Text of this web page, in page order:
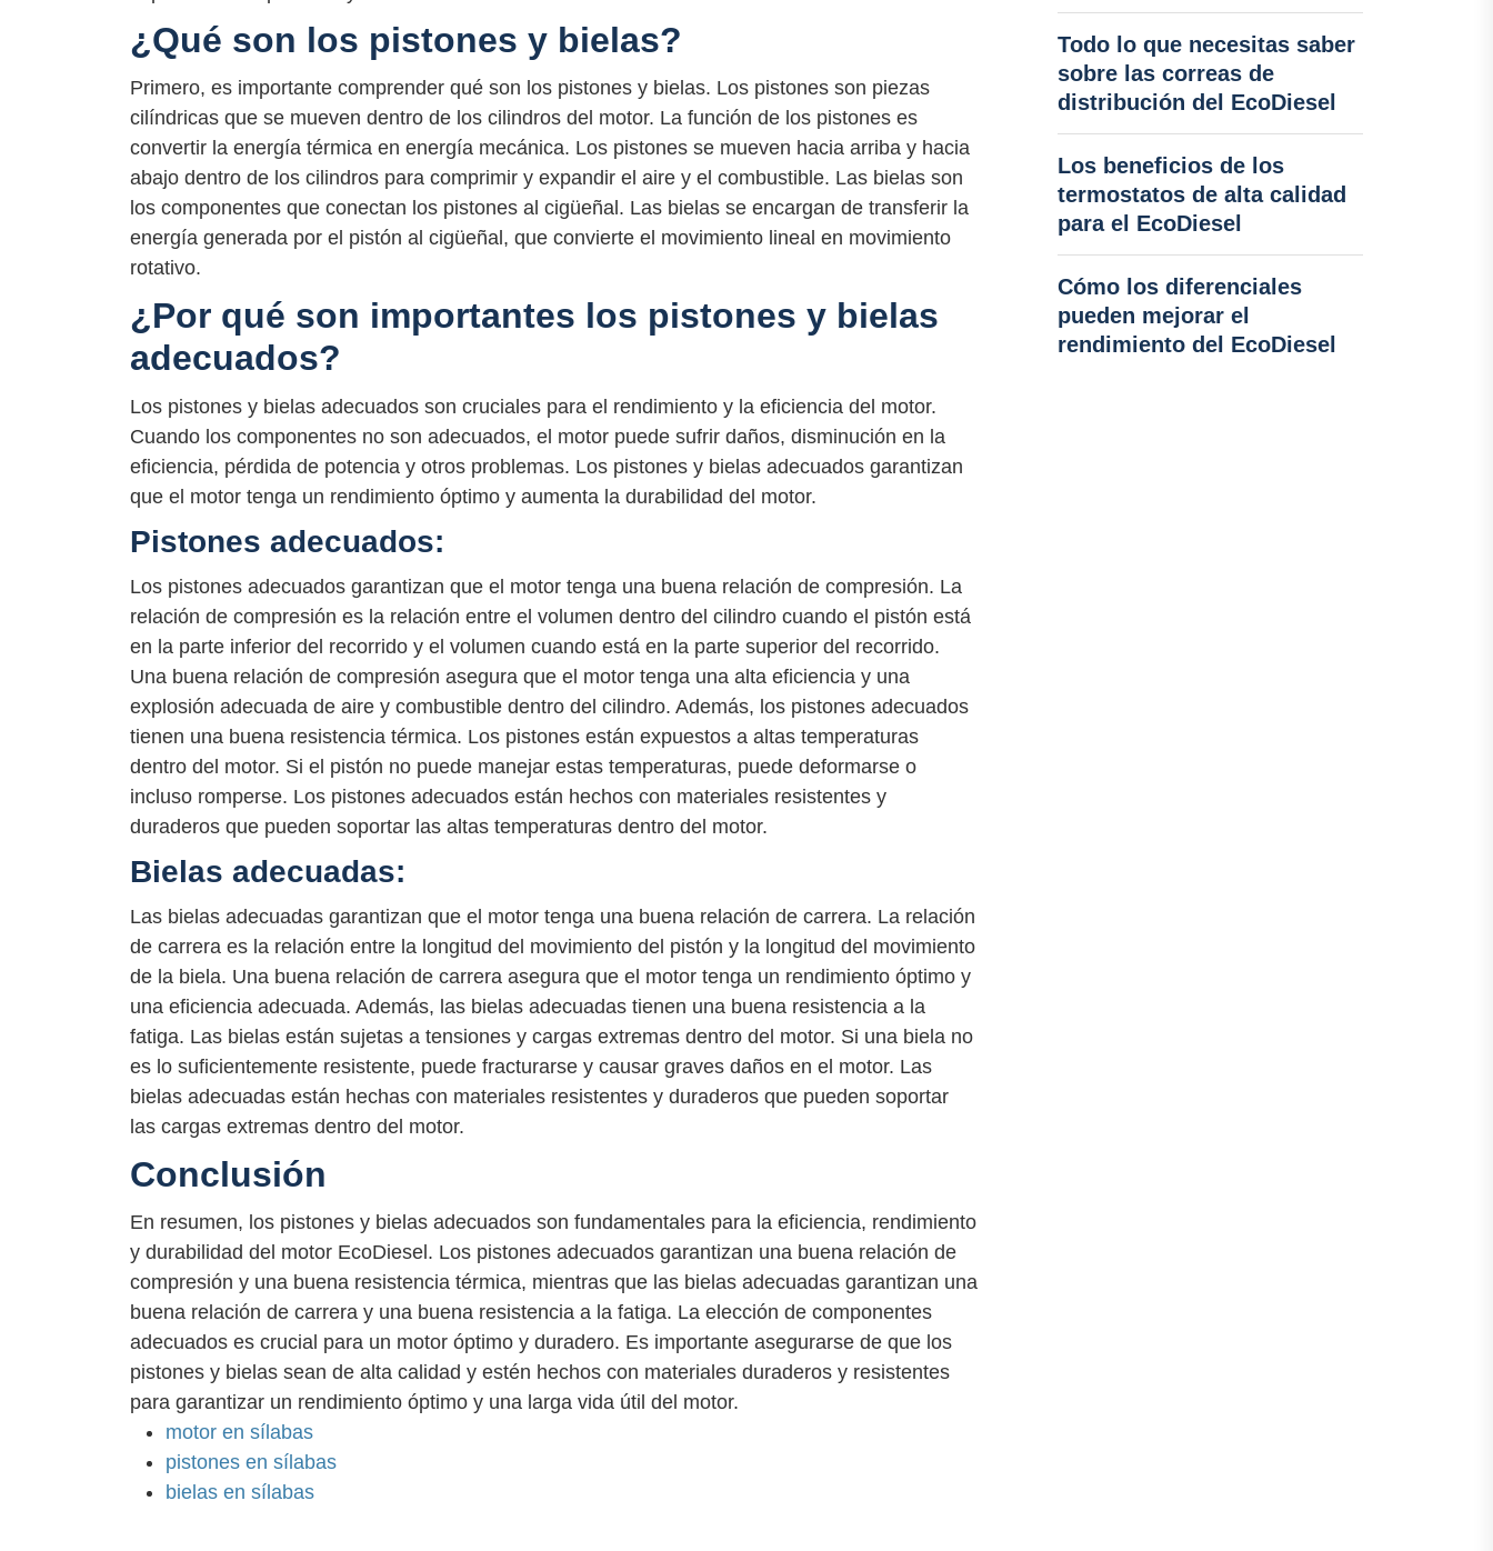
¿Qué son los pistones y bielas?
Primero, es importante comprender qué son los pistones y bielas. Los pistones son piezas
cilíndricas que se mueven dentro de los cilindros del motor. La función de los pistones es
convertir la energía térmica en energía mecánica. Los pistones se mueven hacia arriba y hacia
abajo dentro de los cilindros para comprimir y expandir el aire y el combustible. Las bielas son
los componentes que conectan los pistones al cigüeñal. Las bielas se encargan de transferir la
energía generada por el pistón al cigüeñal, que convierte el movimiento lineal en movimiento
rotativo.
¿Por qué son importantes los pistones y bielas
adecuados?
Los pistones y bielas adecuados son cruciales para el rendimiento y la eficiencia del motor.
Cuando los componentes no son adecuados, el motor puede sufrir daños, disminución en la
eficiencia, pérdida de potencia y otros problemas. Los pistones y bielas adecuados garantizan
que el motor tenga un rendimiento óptimo y aumenta la durabilidad del motor.
Pistones adecuados:
Los pistones adecuados garantizan que el motor tenga una buena relación de compresión. La
relación de compresión es la relación entre el volumen dentro del cilindro cuando el pistón está
en la parte inferior del recorrido y el volumen cuando está en la parte superior del recorrido.
Una buena relación de compresión asegura que el motor tenga una alta eficiencia y una
explosión adecuada de aire y combustible dentro del cilindro. Además, los pistones adecuados
tienen una buena resistencia térmica. Los pistones están expuestos a altas temperaturas
dentro del motor. Si el pistón no puede manejar estas temperaturas, puede deformarse o
incluso romperse. Los pistones adecuados están hechos con materiales resistentes y
duraderos que pueden soportar las altas temperaturas dentro del motor.
Bielas adecuadas:
Las bielas adecuadas garantizan que el motor tenga una buena relación de carrera. La relación
de carrera es la relación entre la longitud del movimiento del pistón y la longitud del movimiento
de la biela. Una buena relación de carrera asegura que el motor tenga un rendimiento óptimo y
una eficiencia adecuada. Además, las bielas adecuadas tienen una buena resistencia a la
fatiga. Las bielas están sujetas a tensiones y cargas extremas dentro del motor. Si una biela no
es lo suficientemente resistente, puede fracturarse y causar graves daños en el motor. Las
bielas adecuadas están hechas con materiales resistentes y duraderos que pueden soportar
las cargas extremas dentro del motor.
Conclusión
En resumen, los pistones y bielas adecuados son fundamentales para la eficiencia, rendimiento
y durabilidad del motor EcoDiesel. Los pistones adecuados garantizan una buena relación de
compresión y una buena resistencia térmica, mientras que las bielas adecuadas garantizan una
buena relación de carrera y una buena resistencia a la fatiga. La elección de componentes
adecuados es crucial para un motor óptimo y duradero. Es importante asegurarse de que los
pistones y bielas sean de alta calidad y estén hechos con materiales duraderos y resistentes
para garantizar un rendimiento óptimo y una larga vida útil del motor.
motor en sílabas
pistones en sílabas
bielas en sílabas
Todo lo que necesitas saber
sobre las correas de
distribución del EcoDiesel
Los beneficios de los
termostatos de alta calidad
para el EcoDiesel
Cómo los diferenciales
pueden mejorar el
rendimiento del EcoDiesel